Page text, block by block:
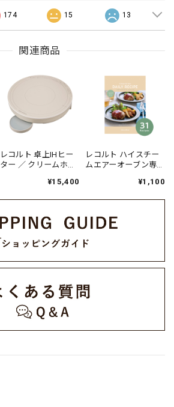
174 15 13
関連商品
レコルト 卓上IHヒー
ター ／ クリームホワ
¥15,400
レコルト ハイスチー
ムエアーオーブン専
¥1,100